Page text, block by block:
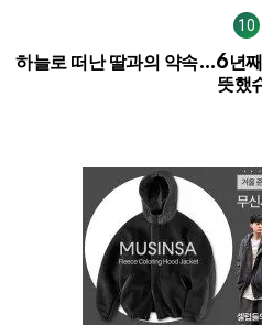
하늘로 떠난 딸과의 약속…6년
뜻했